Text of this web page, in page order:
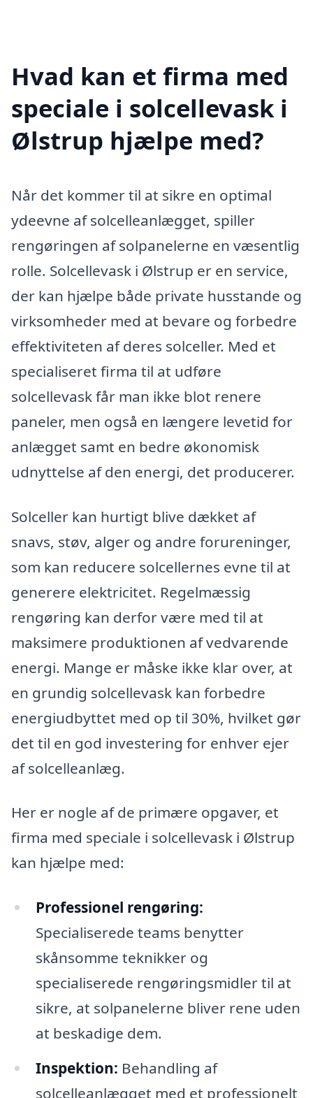
Hvad kan et firma med
speciale i solcellevask i
Ølstrup hjælpe med?
Når det kommer til at sikre en optimal
ydeevne af solcelleanlægget, spiller
rengøringen af solpanelerne en væsentlig
rolle. Solcellevask i Ølstrup er en service,
der kan hjælpe både private husstande og
virksomheder med at bevare og forbedre
effektiviteten af deres solceller. Med et
specialiseret firma til at udføre
solcellevask får man ikke blot renere
paneler, men også en længere levetid for
anlægget samt en bedre økonomisk
udnyttelse af den energi, det producerer.
Solceller kan hurtigt blive dækket af
snavs, støv, alger og andre forureninger,
som kan reducere solcellernes evne til at
generere elektricitet. Regelmæssig
rengøring kan derfor være med til at
maksimere produktionen af vedvarende
energi. Mange er måske ikke klar over, at
en grundig solcellevask kan forbedre
energiudbyttet med op til 30%, hvilket gør
det til en god investering for enhver ejer
af solcelleanlæg.
Her er nogle af de primære opgaver, et
firma med speciale i solcellevask i Ølstrup
kan hjælpe med:
Professionel rengøring:
Specialiserede teams benytter
skånsomme teknikker og
specialiserede rengøringsmidler til at
sikre, at solpanelerne bliver rene uden
at beskadige dem.
Inspektion: Behandling af
solcelleanlægget med et professionelt